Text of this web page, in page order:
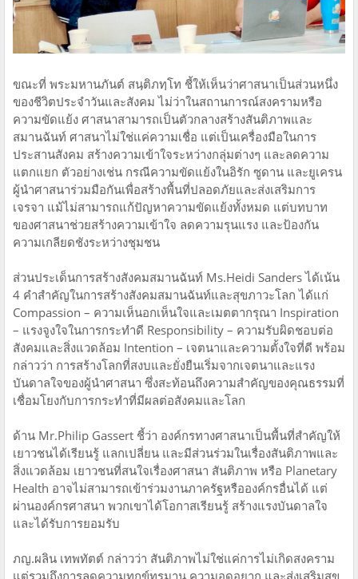
ขณะที่ พระมหานภันต์ สนฺติภทฺโท ชี้ให้เห็นว่าศาสนาเป็นส่วนหนึ่ง
ของชีวิตประจำวันและสังคม ไม่ว่าในสถานการณ์สงครามหรือ
ความขัดแย้ง ศาสนาสามารถเป็นตัวกลางสร้างสันติภาพและ
สมานฉันท์ ศาสนาไม่ใช่แค่ความเชื่อ แต่เป็นเครื่องมือในการ
ประสานสังคม สร้างความเข้าใจระหว่างกลุ่มต่างๆ และลดความ
แตกแยก ตัวอย่างเช่น กรณีความขัดแย้งในอิรัก ซูดาน และยูเครน
ผู้นำศาสนาร่วมมือกันเพื่อสร้างพื้นที่ปลอดภัยและส่งเสริมการ
เจรจา แม้ไม่สามารถแก้ปัญหาความขัดแย้งทั้งหมด แต่บทบาท
ของศาสนาช่วยสร้างความเข้าใจ ลดความรุนแรง และป้องกัน
ความเกลียดชังระหว่างชุมชน
ส่วนประเด็นการสร้างสังคมสมานฉันท์ Ms.Heidi Sanders ได้เน้น
4 คำสำคัญในการสร้างสังคมสมานฉันท์และสุขภาวะโลก ได้แก่
Compassion – ความเห็นอกเห็นใจและเมตตากรุณา Inspiration
– แรงจูงใจในการกระทำดี Responsibility – ความรับผิดชอบต่อ
สังคมและสิ่งแวดล้อม Intention – เจตนาและความตั้งใจที่ดี พร้อม
กล่าวว่า การสร้างโลกที่สงบและยั่งยืนเริ่มจากเจตนาและแรง
บันดาลใจของผู้นำศาสนา ซึ่งสะท้อนถึงความสำคัญของคุณธรรมที่
เชื่อมโยงกับการกระทำที่มีผลต่อสังคมและโลก
ด้าน Mr.Philip Gassert ชี้ว่า องค์กรทางศาสนาเป็นพื้นที่สำคัญให้
เยาวชนได้เรียนรู้ แลกเปลี่ยน และมีส่วนร่วมในเรื่องสันติภาพและ
สิ่งแวดล้อม เยาวชนที่สนใจเรื่องศาสนา สันติภาพ หรือ Planetary
Health อาจไม่สามารถเข้าร่วมงานภาครัฐหรือองค์กรอื่นได้ แต่
ผ่านองค์กรศาสนา พวกเขาได้โอกาสเรียนรู้ สร้างแรงบันดาลใจ
และได้รับการยอมรับ
ภญ.ผลิน เทพทัตต์ กล่าวว่า สันติภาพไม่ใช่แค่การไม่เกิดสงคราม